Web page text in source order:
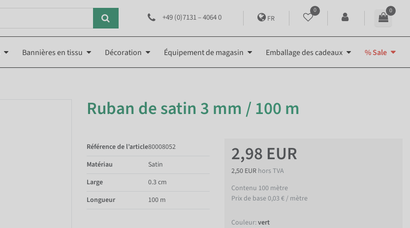
+49 (0)7131 – 4064 0 FR
0 0
Bannières en tissu Décoration Équipement de magasin Emballage des cadeaux % Sale
Ruban de satin 3 mm / 100 m
2,98 EUR
2,50 EUR hors TVA
Contenu 100 mètre
Prix de base0,03 € / mètre
Couleur:vert
Référence de l’article80008052
Matériau
Satin
Large
0.3 cm
Longueur
100 m